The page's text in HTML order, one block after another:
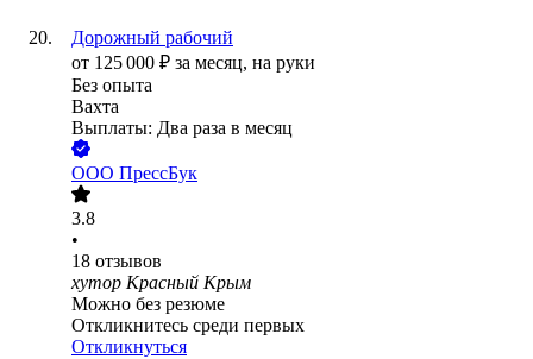
Дорожный рабочий
от 125 000 ₽ за месяц, на руки
Без опыта
Вахта
Выплаты: Два раза в месяц
ООО ПрессБук
3.8
•
18 отзывов
хутор Красный Крым
Можно без резюме
Откликнитесь среди первых
Откликнуться